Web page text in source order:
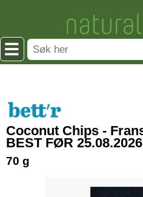
Coconut Chips -
BEST FØR 25.08.2026
70 g